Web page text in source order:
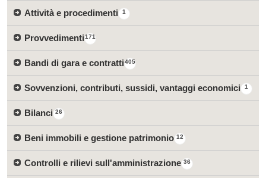
1
Attività e procedimenti
171
Provvedimenti
405
Bandi di gara e contratti
1
Sovvenzioni, contributi, sussidi, vantaggi economici
26
Bilanci
12
Beni immobili e gestione patrimonio
36
Controlli e rilievi sull'amministrazione